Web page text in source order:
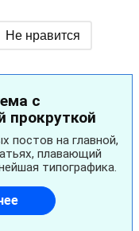
Не нравится